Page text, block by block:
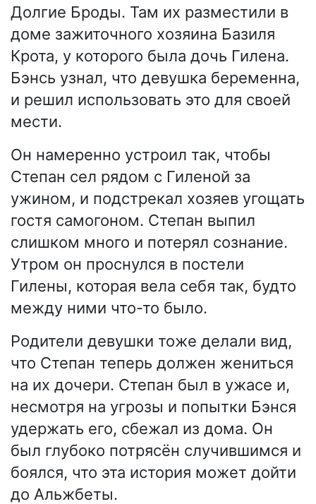
Долгие Броды. Там их разместили в
доме зажиточного хозяина Базиля
Крота, у которого была дочь Гилена.
Бэнсь узнал, что девушка беременна,
и решил использовать это для своей
мести.
Он намеренно устроил так, чтобы
Степан сел рядом с Гиленой за
ужином, и подстрекал хозяев угощать
гостя самогоном. Степан выпил
слишком много и потерял сознание.
Утром он проснулся в постели
Гилены, которая вела себя так, будто
между ними что-то было.
Родители девушки тоже делали вид,
что Степан теперь должен жениться
на их дочери. Степан был в ужасе и,
несмотря на угрозы и попытки Бэнся
удержать его, сбежал из дома. Он
был глубоко потрясён случившимся и
боялся, что эта история может дойти
до Альжбеты.